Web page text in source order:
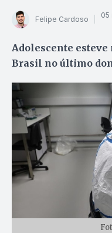
Felipe Cardoso 05
Adolescente
Brasil no último